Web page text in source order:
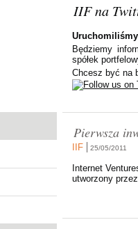
IIF na
Będziemy
spółek
Chcesz być na
Pierwsza
IIF 25/05/2011
Internet
utworzony